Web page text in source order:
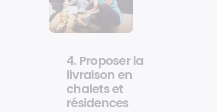
4. Proposer la
livraison en
chalets et
résidences